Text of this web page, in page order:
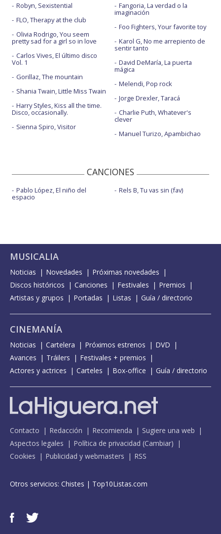
Robyn, Sexistential
FLO, Therapy at the club
Olivia Rodrigo, You seem
pretty sad for a girl so in love
Carlos Vives, El último disco
Vol. 1
Gorillaz, The mountain
Shania Twain, Little Miss Twain
Harry Styles, Kiss all the time.
Disco, occasionally.
Sienna Spiro, Visitor
Fangoria, La verdad o la
imaginación
Foo Fighters, Your favorite toy
Karol G, No me arrepiento de
sentir tanto
David DeMaría, La puerta
mágica
Melendi, Pop rock
Jorge Drexler, Taracá
Charlie Puth, Whatever's
clever
Manuel Turizo, Apambichao
CANCIONES
Pablo López, El niño del
espacio
Rels B, Tu vas sin (fav)
MUSICALIA
Noticias Novedades
Próximas novedades
Discos históricos
Canciones Festivales
Premios
Artistas y grupos
Portadas Listas Guía / directorio
CINEMANÍA
Noticias Cartelera Próximos estrenos
DVD
Avances
Tráilers
Festivales + premios
Actores y actrices
Carteles Box-office Guía / directorio
Contacto Redacción Recomienda
Sugiere una web
Aspectos legales
Política de privacidad (Cambiar)
Cookies
Publicidad y webmasters RSS
Otros servicios: Chistes | Top10Listas.com